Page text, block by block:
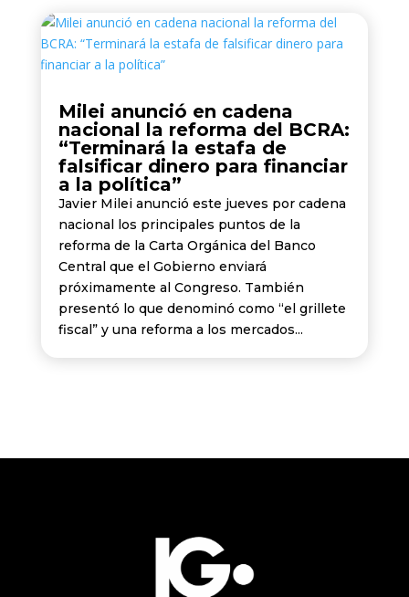
Milei anunció en cadena
nacional la reforma del BCRA:
“Terminará la estafa de
falsificar dinero para financiar
a la política”
Javier Milei anunció este jueves por cadena
nacional los principales puntos de la
reforma de la Carta Orgánica del Banco
Central que el Gobierno enviará
próximamente al Congreso. También
presentó lo que denominó como “el grillete
fiscal” y una reforma a los mercados...